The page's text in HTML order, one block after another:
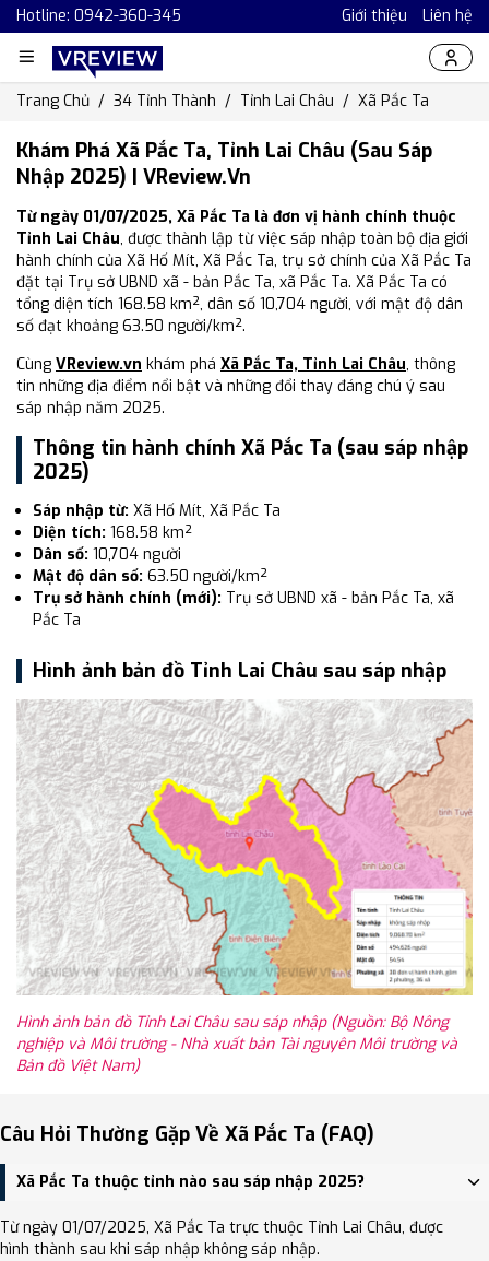
Hotline: 0942-360-345 Giới thiệu Liên hệ
Trang Chủ 34 Tỉnh Thành Tỉnh Lai Châu Xã Pắc Ta
Khám Phá Xã Pắc Ta, Tỉnh Lai Châu (Sau Sáp
Nhập 2025) | VReview.vn
Từ ngày 01/07/2025, Xã Pắc Ta là đơn vị hành chính thuộc
Tỉnh Lai Châu, được thành lập từ việc sáp nhập toàn bộ địa giới
hành chính của Xã Hố Mít, Xã Pắc Ta, trụ sở chính của Xã Pắc Ta
đặt tại Trụ sở UBND xã - bản Pắc Ta, xã Pắc Ta. Xã Pắc Ta có
tổng diện tích 168.58 km², dân số 10,704 người, với mật độ dân
số đạt khoảng 63.50 người/km².
Cùng VReview.vn khám phá Xã Pắc Ta, Tỉnh Lai Châu, thông
tin những địa điểm nổi bật và những đổi thay đáng chú ý sau
sáp nhập năm 2025.
Thông tin hành chính Xã Pắc Ta (sau sáp nhập
2025)
Sáp nhập từ: Xã Hố Mít, Xã Pắc Ta
Diện tích: 168.58 km²
Dân số: 10,704 người
Mật độ dân số: 63.50 người/km²
Trụ sở hành chính (mới): Trụ sở UBND xã - bản Pắc Ta, xã
Pắc Ta
Hình ảnh bản đồ Tỉnh Lai Châu sau sáp nhập
Hình ảnh bản đồ Tỉnh Lai Châu sau sáp nhập (Nguồn: Bộ Nông
nghiệp và Môi trường - Nhà xuất bản Tài nguyên Môi trường và
Bản đồ Việt Nam)
Câu Hỏi Thường Gặp Về Xã Pắc Ta (FAQ)
Xã Pắc Ta thuộc tỉnh nào sau sáp nhập 2025?
Từ ngày 01/07/2025, Xã Pắc Ta trực thuộc Tỉnh Lai Châu, được
hình thành sau khi sáp nhập không sáp nhập.